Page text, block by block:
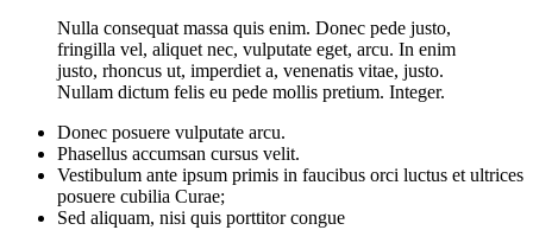
Nulla consequat massa quis enim. Donec pede justo,
fringilla vel, aliquet nec, vulputate eget, arcu. In enim
justo, rhoncus ut, imperdiet a, venenatis vitae, justo.
Nullam dictum felis eu pede mollis pretium. Integer.
Donec posuere vulputate arcu.
Phasellus accumsan cursus velit.
Vestibulum ante ipsum primis in faucibus orci luctus et ultrices
posuere cubilia Curae;
Sed aliquam, nisi quis porttitor congue